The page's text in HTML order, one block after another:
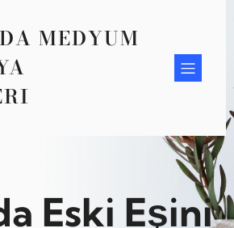
MEDYUM
Eski Eşini